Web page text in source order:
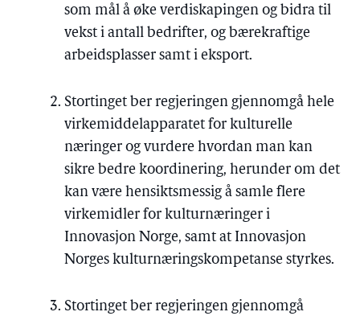
som mål å øke verdiskapingen og bidra til
vekst i antall bedrifter, og bærekraftige
arbeidsplasser samt i eksport.
Stortinget ber regjeringen gjennomgå hele
virkemiddelapparatet for kulturelle
næringer og vurdere hvordan man kan
sikre bedre koordinering, herunder om det
kan være hensiktsmessig å samle flere
virkemidler for kulturnæringer i
Innovasjon Norge, samt at Innovasjon
Norges kulturnæringskompetanse styrkes.
Stortinget ber regjeringen gjennomgå